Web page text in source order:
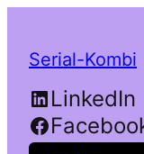
Serial-Kombi
LinkedIn